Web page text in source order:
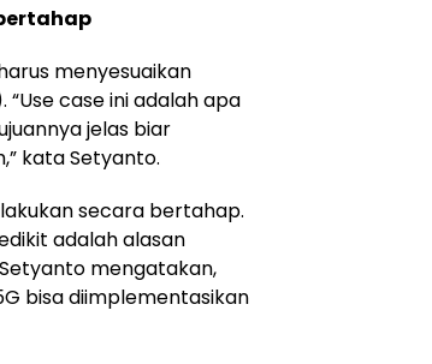
menyesuaikan
case ini adalah apa
jelas biar
kata Setyanto.
secara bertahap.
adalah alasan
mengatakan,
bisa diimplementasikan